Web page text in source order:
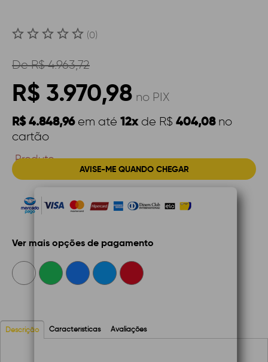
(0)
DeR$ 4.963,72
R$ 3.970,98 no PIX
R$ 4.848,96em até 12xde R$ 404,08no
cartão
AVISE-ME QUANDO CHEGAR
Produto
Ver mais opções de pagamento
Descrição Características Avaliações